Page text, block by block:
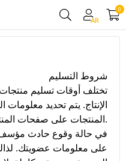
AR
0
شروط التسليم
تختلف أوقات تسليم منتجات
الإنتاج. يتم تحديد
المنتجات على صفحات المنتج.
في حالة وقوع حادث مؤسف
على معلومات عضويتك.